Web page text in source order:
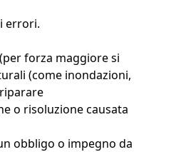
errori.
forza maggiore si
(come inondazioni,
o risoluzione causata
obbligo o impegno da